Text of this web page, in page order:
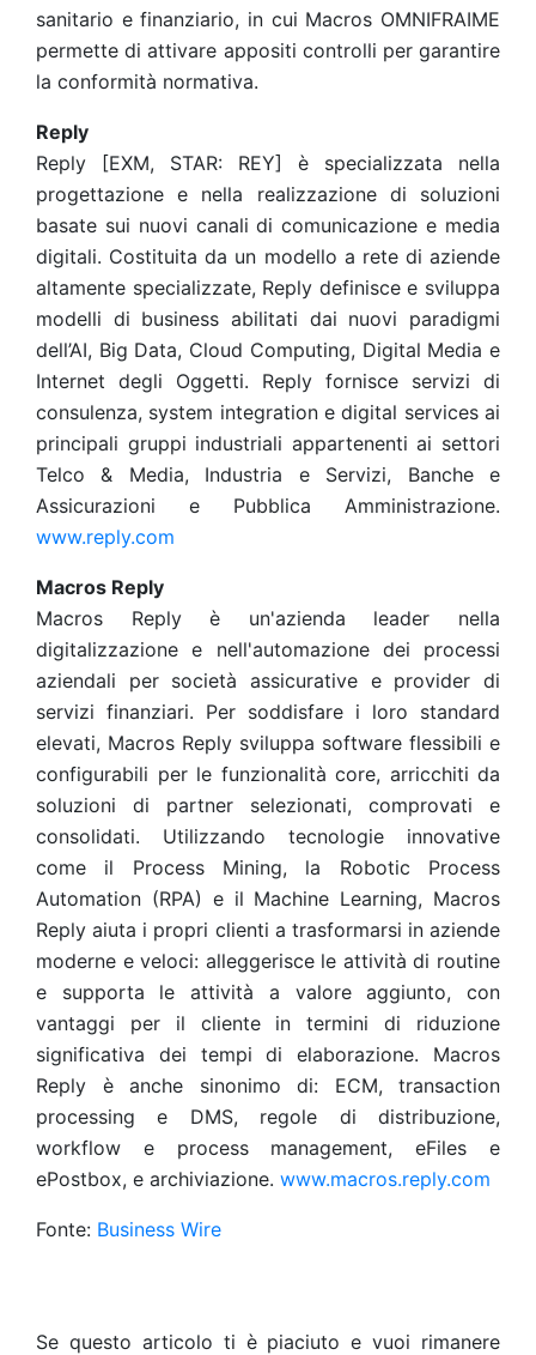
sanitario e finanziario, in cui Macros OMNIFRAIME
permette di attivare appositi controlli per garantire
la conformità normativa.
Reply
Reply [EXM, STAR: REY] è specializzata nella
progettazione e nella realizzazione di soluzioni
basate sui nuovi canali di comunicazione e media
digitali. Costituita da un modello a rete di aziende
altamente specializzate, Reply definisce e sviluppa
modelli di business abilitati dai nuovi paradigmi
dell’AI, Big Data, Cloud Computing, Digital Media e
Internet degli Oggetti. Reply fornisce servizi di
consulenza, system integration e digital services ai
principali gruppi industriali appartenenti ai settori
Telco & Media, Industria e Servizi, Banche e
Assicurazioni e Pubblica Amministrazione.
www.reply.com
Macros Reply
Macros Reply è un'azienda leader nella
digitalizzazione e nell'automazione dei processi
aziendali per società assicurative e provider di
servizi finanziari. Per soddisfare i loro standard
elevati, Macros Reply sviluppa software flessibili e
configurabili per le funzionalità core, arricchiti da
soluzioni di partner selezionati, comprovati e
consolidati. Utilizzando tecnologie innovative
come il Process Mining, la Robotic Process
Automation (RPA) e il Machine Learning, Macros
Reply aiuta i propri clienti a trasformarsi in aziende
moderne e veloci: alleggerisce le attività di routine
e supporta le attività a valore aggiunto, con
vantaggi per il cliente in termini di riduzione
significativa dei tempi di elaborazione. Macros
Reply è anche sinonimo di: ECM, transaction
processing e DMS, regole di distribuzione,
workflow e process management, eFiles e
ePostbox, e archiviazione. www.macros.reply.com
Fonte: Business Wire
Se questo articolo ti è piaciuto e vuoi rimanere